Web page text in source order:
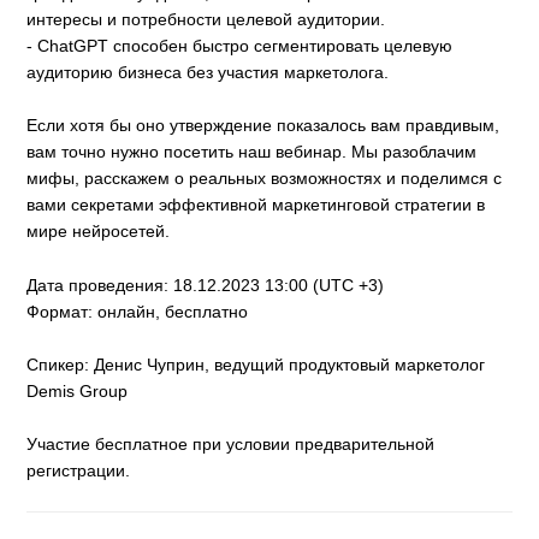
интересы и потребности целевой аудитории.
- ChatGPT способен быстро сегментировать целевую
аудиторию бизнеса без участия маркетолога.
Если хотя бы оно утверждение показалось вам правдивым,
вам точно нужно посетить наш вебинар. Мы разоблачим
мифы, расскажем о реальных возможностях и поделимся с
вами секретами эффективной маркетинговой стратегии в
мире нейросетей.
Дата проведения: 18.12.2023 13:00 (UTC +3)
Формат: онлайн, бесплатно
Спикер: Денис Чуприн, ведущий продуктовый маркетолог
Demis Group
Участие бесплатное при условии предварительной
регистрации.